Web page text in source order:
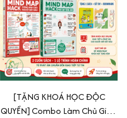
[TẶNG KHOÁ HỌC ĐỘC
QUYỀN] Combo Làm Chủ Giao